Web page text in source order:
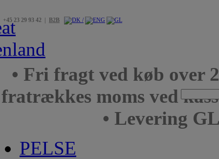
+45 23 29 93 42 | B2B
• Fri fragt ved køb over
fratrækkes moms ved
• Levering
PELSE